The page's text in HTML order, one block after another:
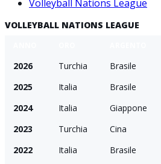
Volleyball Nations League
VOLLEYBALL NATIONS LEAGUE
2026 Turchia Brasile
2025
Italia Brasile
2024
Italia Giappone
2023
Turchia Cina
2022
Italia Brasile